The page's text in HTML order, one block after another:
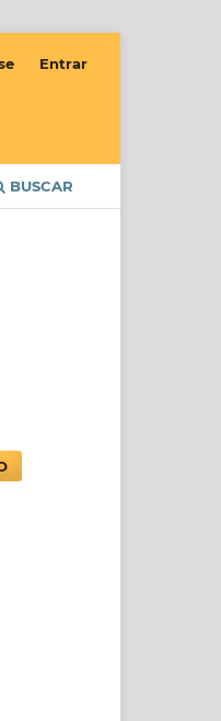
BUSCAR
Entrar